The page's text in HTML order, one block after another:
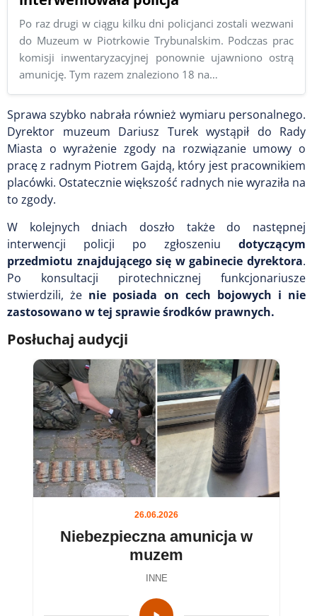
Po raz drugi w ciągu kilku dni policjanci zostali wezwani
do Muzeum w Piotrkowie Trybunalskim. Podczas prac
komisji inwentaryzacyjnej ponownie ujawniono ostrą
amunicję. Tym razem znaleziono 18 na…
Sprawa szybko nabrała również wymiaru personalnego.
Dyrektor muzeum Dariusz Turek wystąpił do Rady
Miasta o wyrażenie zgody na rozwiązanie umowy o
pracę z radnym Piotrem Gajdą, który jest pracownikiem
placówki. Ostatecznie większość radnych nie wyraziła na
to zgody.
W kolejnych dniach doszło także do następnej
interwencji policji po zgłoszeniu dotyczącym
przedmiotu znajdującego się w gabinecie dyrektora.
Po konsultacji pirotechnicznej funkcjonariusze
stwierdzili, że nie posiada on cech bojowych i nie
zastosowano w tej sprawie środków prawnych.
Posłuchaj audycji